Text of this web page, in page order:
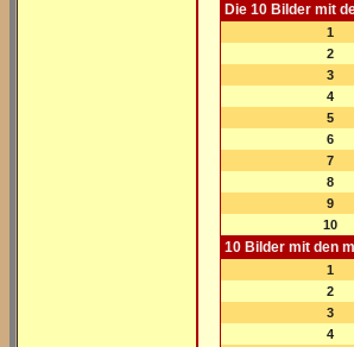
Die 10 Bilder mit
1
2
3
4
5
6
7
8
9
10
10 Bilder mit den
1
2
3
4